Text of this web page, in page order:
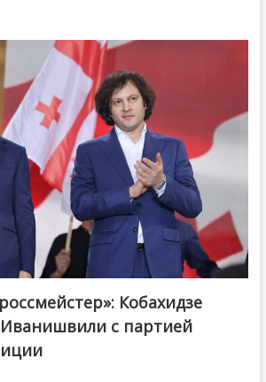
Georgian Dream
Кобахидзе
с партией